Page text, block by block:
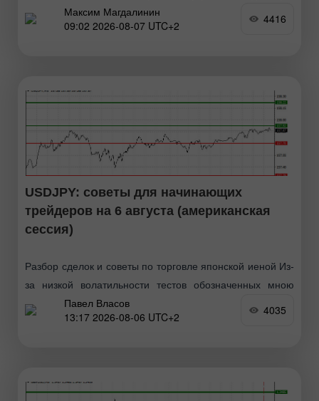
Вчерашний отчёт по рынку труда также оказал
поддержку
Максим Магдалинин
09:02 2026-08-07 UTC+2
4416
USDJPY: советы для начинающих
трейдеров на 6 августа (американская
сессия)
Разбор сделок и советы по торговле японской иеной Из-
за низкой волатильности тестов обозначенных мною
уровней в первой половине дня так и не произошло. В
ходе американской сессии рынок ждёт лишь
Павел Власов
13:17 2026-08-06 UTC+2
4035